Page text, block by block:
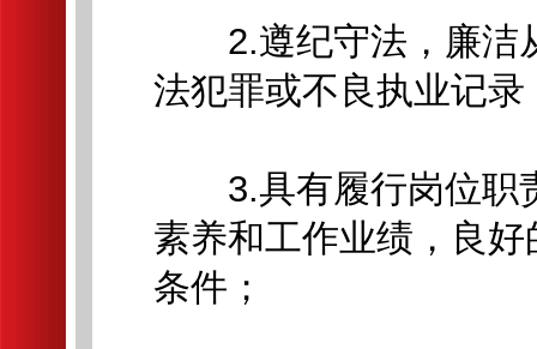
2.遵纪守法，廉洁
法犯罪或不良执业记录
3.具有履行岗位职
素养和工作业绩，良
条件；